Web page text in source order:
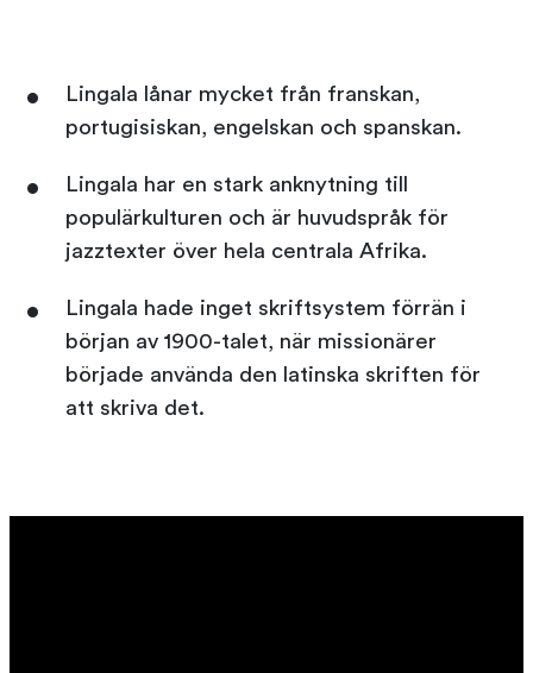
Lingala lånar mycket från franskan,
portugisiskan, engelskan och spanskan.
Lingala har en stark anknytning till
populärkulturen och är huvudspråk för
jazztexter över hela centrala Afrika.
Lingala hade inget skriftsystem förrän i
början av 1900-talet, när missionärer
började använda den latinska skriften för
att skriva det.